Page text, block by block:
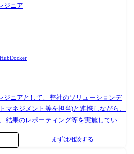
ントのビジネスを「つなぐ存在」をミッ
くの導入事例とリピート契約がありま
展開しています。 ・オーダーメイドによ
AIを受託開発 ・企業のコア業務をAIで変
の差別化のため、弊社は「バリューアッ
ー 弊社で
で機械学習モデルやAIに関係するシステ
顧客折衝は基本的に弊社のソリューショ
応じてエンジニアもフロントに立って
ジニア
Docker
ジニアとして、弊社のソリューションデ
マネジメント等を担当)と連携しながら、
結果のレポーティング等を実施していた
、リード機械学習エンジニアが1名サポ
まずは相談する